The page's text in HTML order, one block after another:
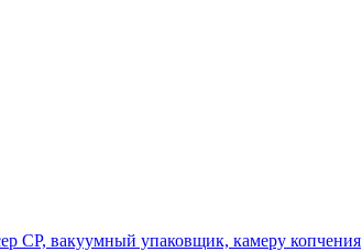
СР, вакуумный упаковщик, камеру копчения